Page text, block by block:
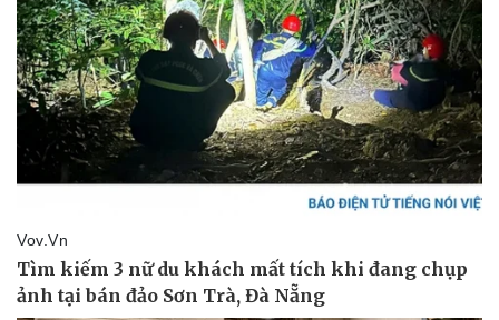
Khởi nghiệp
Tiêu dùng
Tỷ giá
Chứng khoán
Giá cà phê